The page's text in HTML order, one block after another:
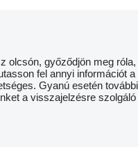
olcsón, győződjön meg róla,
fel annyi információt a
Gyanú esetén további
a visszajelzésre szolgáló